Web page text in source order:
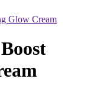
Glow Cream